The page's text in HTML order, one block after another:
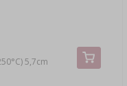
5,7cm